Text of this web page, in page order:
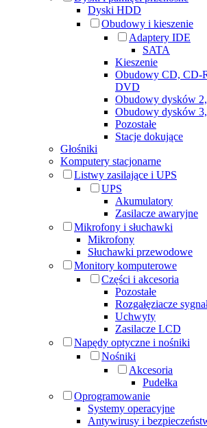
Dyski HDD
Obudowy i kieszenie
Adaptery IDE
SATA
Kieszenie
Obudowy CD, CD-
DVD
Obudowy dysków
Obudowy dysków
Pozostałe
Stacje dokujące
Głośniki
Komputery stacjonarne
Listwy zasilające i UPS
UPS
Akumulatory
Zasilacze awaryjne
Mikrofony i słuchawki
Mikrofony
Słuchawki przewodowe
Monitory komputerowe
Części i akcesoria
Pozostałe
Rozgałęziacze
Uchwyty
Zasilacze LCD
Napędy optyczne i nośniki
Nośniki
Akcesoria
Pudełka
Oprogramowanie
Systemy operacyjne
Antywirusy i